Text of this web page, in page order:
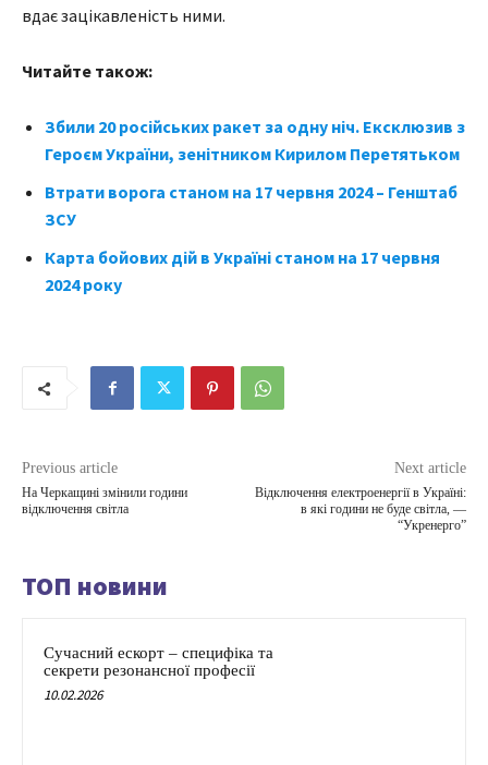
вдає зацікавленість ними.
Читайте також:
Збили 20 російських ракет за одну ніч. Ексклюзив з
Героєм України, зенітником Кирилом Перетятьком
Втрати ворога станом на 17 червня 2024 – Генштаб
ЗСУ
Карта бойових дій в Україні станом на 17 червня
2024 року
Previous article
На Черкащині змінили години
відключення світла
Next article
Відключення електроенергії в Україні:
в які години не буде світла, —
“Укренерго”
ТОП новини
Сучасний ескорт – специфіка та
секрети резонансної професії
10.02.2026